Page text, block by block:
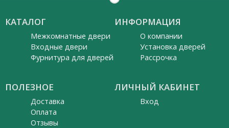
КАТАЛОГ
Межкомнатные двери
Входные двери
Фурнитура для дверей
ПОЛЕЗНОЕ
Доставка
Оплата
Отзывы
ИНФОРМАЦИЯ
О компании
Установка дверей
Рассрочка
ЛИЧНЫЙ КАБИНЕТ
Вход